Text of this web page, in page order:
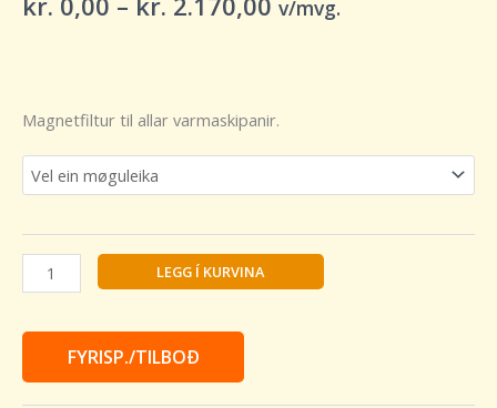
v/mvg.
Magnetfiltur til allar varmaskipanir.
LEGG Í KURVINA
FYRISP./TILBOÐ